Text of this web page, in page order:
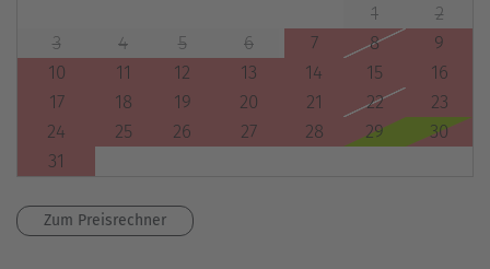
1
2
3
4 5 6 7 8
9
10
11 12 13 14 15
16
17
18 19 20 21 22
23
24
25 26 27 28 29
30
31
Zum Preisrechner